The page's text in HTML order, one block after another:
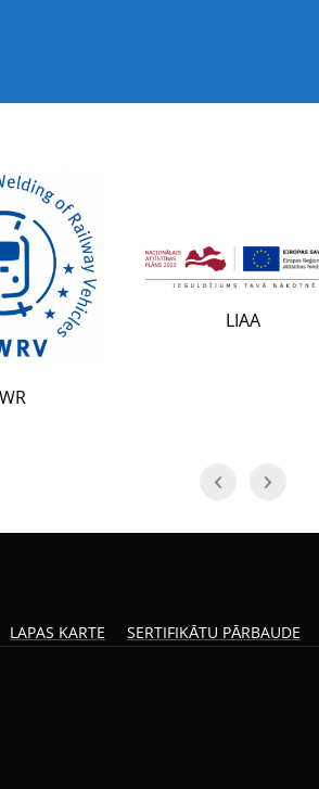
LIAA
LAPAS KARTE SERTIFIKĀTU PĀRBAUDE